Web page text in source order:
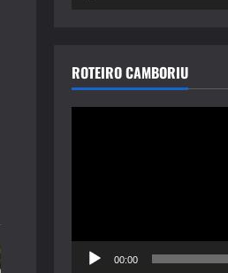
ROTEIRO CAMBORIU
00:00